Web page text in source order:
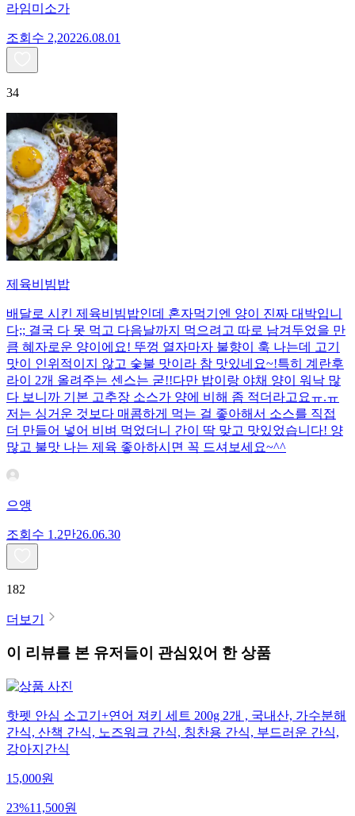
라임미소가
조회수 2,20226.08.01
34
제육비빔밥
배달로 시킨 제육비빔밥인데 혼자먹기엔 양이 진짜 대박입니
다;; 결국 다 못 먹고 다음날까지 먹으려고 따로 남겨두었을 만
큼 혜자로운 양이에요! 뚜껑 열자마자 불향이 훅 나는데 고기
맛이 인위적이지 않고 숯불 맛이라 참 맛있네요~!특히 계란후
라이 2개 올려주는 센스는 굳!! ​다만 밥이랑 야채 양이 워낙 많
다 보니까 기본 고추장 소스가 양에 비해 좀 적더라고요ㅠ.ㅠ
저는 싱거운 것보다 매콤하게 먹는 걸 좋아해서 소스를 직접
더 만들어 넣어 비벼 먹었더니 간이 딱 맞고 맛있었습니다! 양
많고 불맛 나는 제육 좋아하시면 꼭 드셔보세요~^^
으앵
조회수 1.2만26.06.30
182
더보기
이 리뷰를 본 유저들이 관심있어 한 상품
핫펫 안심 소고기+연어 져키 세트 200g 2개 , 국내산, 가수분해
간식, 산책 간식, 노즈워크 간식, 칭찬용 간식, 부드러운 간식,
강아지간식
15,000원
23%11,500원